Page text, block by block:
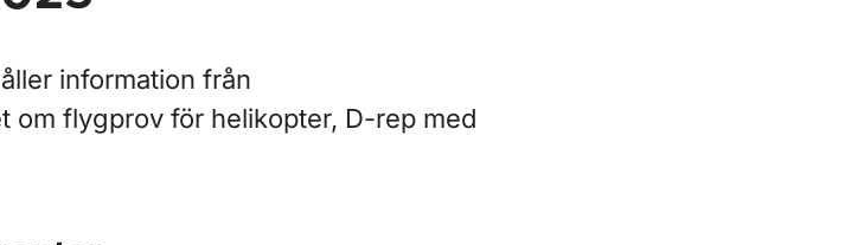
information från
om flygprov för helikopter, D-rep med